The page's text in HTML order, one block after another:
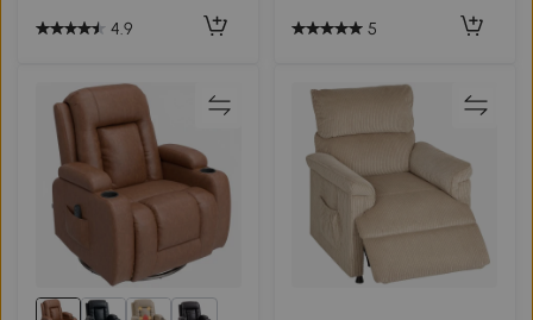
para Copos 77x93x105cm
4.9 5